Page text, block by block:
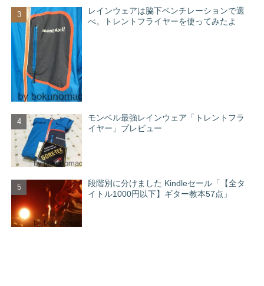
レインウェアは脇下ベンチレーションで選
べ。トレントフライヤーを使ってみたよ
モンベル最強レインウェア「トレントフラ
イヤー」プレビュー
段階別に分けました Kindleセール「【全タ
イトル1000円以下】ギター教本57点」